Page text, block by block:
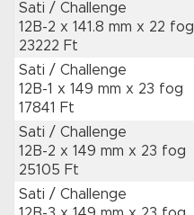
Sati / Challenge
12B-2 x 141.8 mm x 22 fog
23222 Ft
Sati / Challenge
12B-1 x 149 mm x 23 fog
17841 Ft
Sati / Challenge
12B-2 x 149 mm x 23 fog
25105 Ft
Sati / Challenge